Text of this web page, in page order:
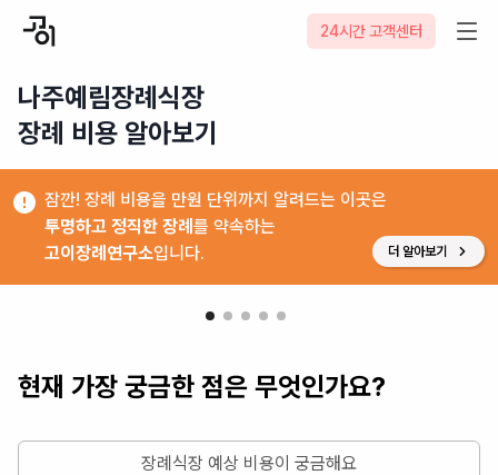
24시간 고객센터
나주예림장례식장
장례 비용 알아보기
잠깐! 장례 비용을 만원 단위까지 알려드는 이곳은
투명하고 정직한 장례 를 약속하는
고이장례연구소입니다. 더 알아보기
현재 가장 궁금한 점은 무엇인가요?
장례식장 예상 비용이 궁금해요